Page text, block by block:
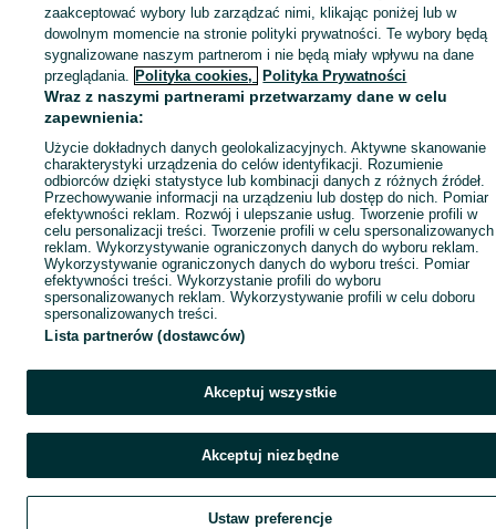
zaakceptować wybory lub zarządzać nimi, klikając poniżej lub w
dowolnym momencie na stronie polityki prywatności. Te wybory będą
sygnalizowane naszym partnerom i nie będą miały wpływu na dane
przeglądania. Polityka cookies, Polityka Prywatności
Wraz z naszymi partnerami przetwarzamy dane w celu
zapewnienia:
Użycie dokładnych danych geolokalizacyjnych. Aktywne skanowanie
charakterystyki urządzenia do celów identyfikacji. Rozumienie
odbiorców dzięki statystyce lub kombinacji danych z różnych źródeł.
Przechowywanie informacji na urządzeniu lub dostęp do nich. Pomiar
efektywności reklam. Rozwój i ulepszanie usług. Tworzenie profili w
celu personalizacji treści. Tworzenie profili w celu spersonalizowanych
reklam. Wykorzystywanie ograniczonych danych do wyboru reklam.
Wykorzystywanie ograniczonych danych do wyboru treści. Pomiar
efektywności treści. Wykorzystanie profili do wyboru
spersonalizowanych reklam. Wykorzystywanie profili w celu doboru
spersonalizowanych treści.
Lista partnerów (dostawców)
Akceptuj wszystkie
Akceptuj niezbędne
Ustaw preferencje